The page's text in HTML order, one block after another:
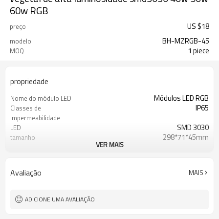
60w RGB
preço US $18
modelo BH-MZRGB-45
MOQ 1 piece
propriedade
Nome do módulo LED Módulos LED RGB
Classes de
impermeabilidade
IP65
LED SMD 3030
tamanho 298*71*45mm
VER MAIS
Avaliação MAIS
ADICIONE UMA AVALIAÇÃO